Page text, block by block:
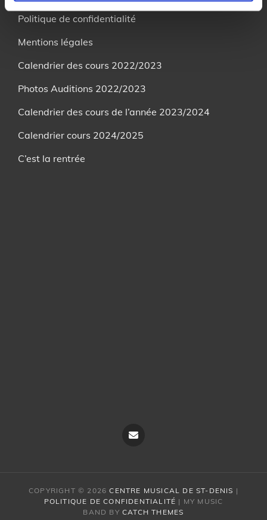
Politique de confidentialité
Mentions légales
Calendrier des cours 2022/2023
Photos Auditions 2022/2023
Calendrier des cours de l’année 2023/2024
Calendrier cours 2024/2025
C’est la rentrée
Nous
COPYRIGHT © 2026CENTRE MUSICAL DE ST-DENIS |
POLITIQUE DE CONFIDENTIALITÉ | MY MUSIC
BAND BYCATCH THEMES